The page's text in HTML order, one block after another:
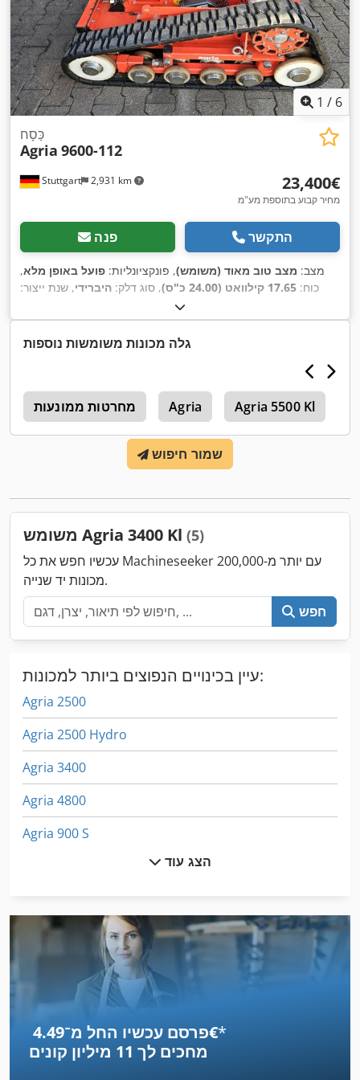
1 / 6
Stuttgart 2,931 km
כַּסָח
Agria 9600-112
‏23,400 ‏€
מחיר קבוע בתוספת מע"מ
פנה התקשר
מצב: מצב טוב מאוד (משומש), פונקציונליות: פועל באופן מלא,
כוח: 17.65 קילוואט (24.00 כ"ס) , סוג דלק: היברידי, שנת ייצור:
גלה מכונות משומשות נוספות
מחרטות ממונעות Agria Agria 5500 Kl
שמור חיפוש
משומש Agria 3400 Kl (5)
עכשיו חפש את כל Machineseeker עם יותר מ-200,000
מכונות יד שנייה.
חפש
עיין בכינויים הנפוצים ביותר למכונות:
Agria 2500
Agria 2500 Hydro
Agria 3400
Agria 4800
Agria 900 S
Ammann Av 20
Ammann Av 23
Ammann Av 95
Claas Axos 320 Cl
Claas Axos 330 Cl
הצג עוד
פרסם עכשיו החל מ־‏4.49 ‏€*
מחכים לך 11 מיליון קונים